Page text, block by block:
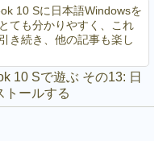
10 Sに日本語Windowsを
ても分かりやすく、これ
き続き、他の記事も楽し
10 Sで遊ぶ その13: 日
トールする